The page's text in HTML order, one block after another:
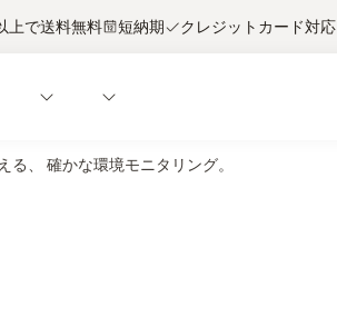
上で送料無料 短納期 クレジットカード対応
る、 確かな環境モニタリング。